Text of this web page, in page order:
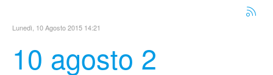
Lunedì, 10 Agosto 2015 14:21
10 agosto 2